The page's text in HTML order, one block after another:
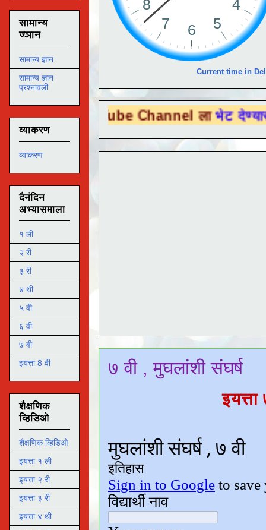
Current time in
Tube Channel लाभेट देण्यासाठी येथे
७ वी , मुघलांशी संघर्ष
सामान्य
ज्ञान
सामान्य ज्ञान
सामान्य ज्ञान
प्रश्नावली
व्याकरण
व्याकरण
दैनंदिन
अभ्यासमाला
१ ली
२ री
३ री
४ थी
५ वी
६ वी
७ वी
इयत्ता 8 वी
शैक्षणिक
व्हिडिओ
शैक्षणिक व्हिडिओ
इयत्ता १ ली
इयत्ता २ री
इयत्ता ३ री
इयत्ता ४ थी